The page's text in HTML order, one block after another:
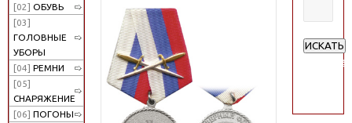
[02] ОБУВЬ
[03]
ГОЛОВНЫЕ
УБОРЫ
[04] РЕМНИ
[05]
СНАРЯЖЕНИЕ
[06] ПОГОНЫ
ИСКАТЬ